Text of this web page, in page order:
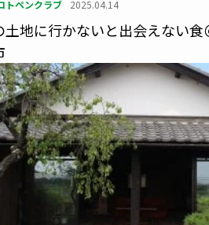
トペンクラブ 2025.04.14
土地に行かないと出会えない食